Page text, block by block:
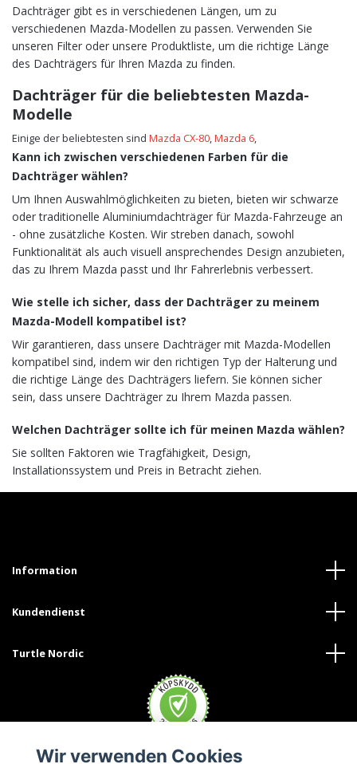
Dachträger gibt es in verschiedenen Längen, um zu
verschiedenen Mazda-Modellen zu passen. Verwenden Sie
unseren Filter oder unsere Produktliste, um die richtige Länge
des Dachträgers für Ihren Mazda zu finden.
Dachträger für die beliebtesten Mazda-
Modelle
Einige der beliebtesten sind Mazda CX-80,Mazda 6,
Kann ich zwischen verschiedenen Farben für die
Dachträger wählen?
Um Ihnen Auswahlmöglichkeiten zu bieten, bieten wir schwarze
oder traditionelle Aluminiumdachträger für Mazda-Fahrzeuge an
- ohne zusätzliche Kosten. Wir streben danach, sowohl
Funktionalität als auch visuell ansprechendes Design anzubieten,
das zu Ihrem Mazda passt und Ihr Fahrerlebnis verbessert.
Wie stelle ich sicher, dass der Dachträger zu meinem
Mazda-Modell kompatibel ist?
Wir garantieren, dass unsere Dachträger mit Mazda-Modellen
kompatibel sind, indem wir den richtigen Typ der Halterung und
die richtige Länge des Dachträgers liefern. Sie können sicher
sein, dass unsere Dachträger zu Ihrem Mazda passen.
Welchen Dachträger sollte ich für meinen Mazda wählen?
Sie sollten Faktoren wie Tragfähigkeit, Design,
Installationssystem und Preis in Betracht ziehen.
Information
Kundendienst
Turtle Nordic
Wir verwenden Cookies